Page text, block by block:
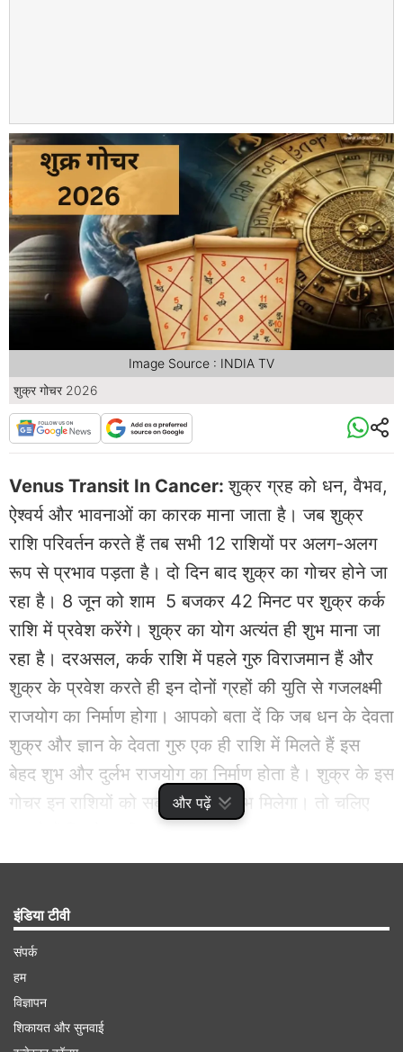
और पढ़ें
शुक्र गोचर 2026
Image Source : INDIA TV
Venus Transit In Cancer:शुक्र ग्रह को धन, वैभव,
ऐश्वर्य और भावनाओं का कारक माना जाता है। जब शुक्र
राशि परिवर्तन करते हैं तब सभी 12 राशियों पर अलग-अलग
रूप से प्रभाव पड़ता है। दो दिन बाद शुक्र का गोचर होने जा
रहा है। 8 जून को शाम 5 बजकर 42 मिनट पर शुक्र कर्क
राशि में प्रवेश करेंगे। शुक्र का योग अत्यंत ही शुभ माना जा
रहा है। दरअसल, कर्क राशि में पहले गुरु विराजमान हैं और
शुक्र के प्रवेश करते ही इन दोनों ग्रहों की युति से गजलक्ष्मी
राजयोग का निर्माण होगा। आपको बता दें कि जब धन के देवता
शुक्र और ज्ञान के देवता गुरु एक ही राशि में मिलते हैं इस
बेहद शुभ और दुर्लभ राजयोग का निर्माण होता है। शुक्र के इस
गोचर इन राशियों को सबसे अधिक लाभ मिलेगा। तो चलिए
इंडिया टीवी
संपर्क
हम
विज्ञापन
शिकायत और सुनवाई